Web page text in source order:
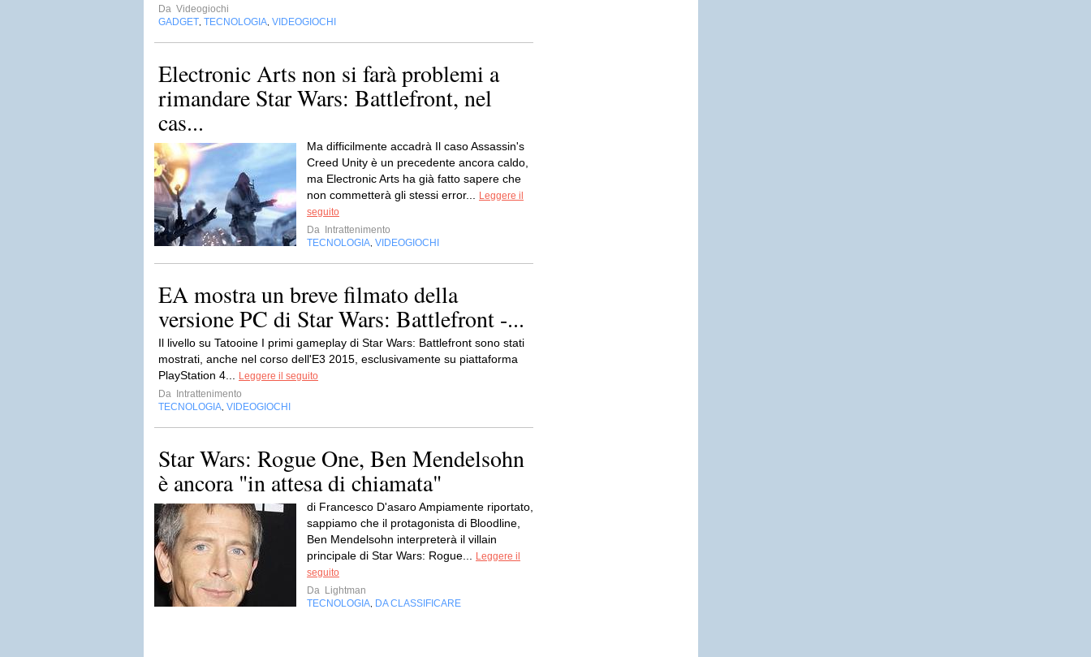
Da Videogiochi
GADGET TECNOLOGIA VIDEOGIOCHI
Electronic Arts non si farà problemi a
rimandare Star Wars: Battlefront, nel
cas...
Ma difficilmente accadrà Il caso Assassin's
Creed Unity è un precedente ancora caldo,
ma Electronic Arts ha già fatto sapere che
non commetterà gli stessi error...
Leggere il
seguito
Da
Intrattenimento
TECNOLOGIA VIDEOGIOCHI
EA mostra un breve filmato della
versione PC di Star Wars: Battlefront -...
Il livello su Tatooine I primi gameplay di Star Wars: Battlefront sono stati
mostrati, anche nel corso dell'E3 2015, esclusivamente su piattaforma
PlayStation 4...
Leggere il seguito
Da
Intrattenimento
TECNOLOGIA VIDEOGIOCHI
Star Wars: Rogue One, Ben Mendelsohn
è ancora "in attesa di chiamata"
di Francesco D'asaro Ampiamente riportato,
sappiamo che il protagonista di Bloodline,
Ben Mendelsohn interpreterà il villain
principale di Star Wars: Rogue...
Leggere il
seguito
Da Lightman
TECNOLOGIA DA CLASSIFICARE